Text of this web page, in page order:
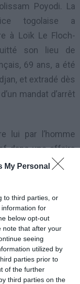
My Personal
to third parties, or
for
below opt-out
note that after your
seeing
utilized by
parties prior to
of the further
third parties on the
Poyodi. La
togolaise a
à Loïk Le Floch-
son lieu de
69 ans, a été
et extradé dès
mandat d’arrêt
lui par l’homme
dans une affaire
de 48 millions
cette affaire à
togolais Bertin
togolais de
Bodjona pour
complices restent